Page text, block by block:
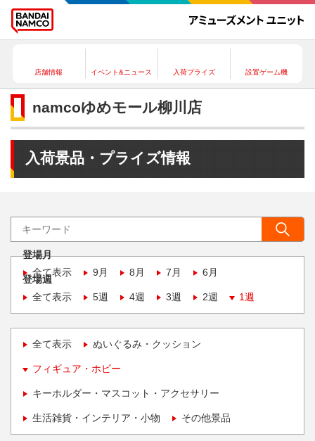
店舗情報 イベント&ニュース 入荷プライズ 設置ゲーム機
namcoゆめモール柳川店
入荷景品・プライズ情報
登場月
全て表示
9月 8月 7月 6月
登場週
全て表示
5週 4週 3週 2週 1週
全て表示 ぬいぐるみ・クッション
フィギュア・ホビー
キーホルダー・マスコット・アクセサリー
生活雑貨・インテリア・小物 その他景品